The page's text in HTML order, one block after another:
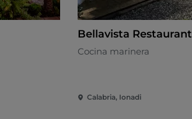
Bellavista Restaurant
Cocina marinera
Calabria, Ionadi